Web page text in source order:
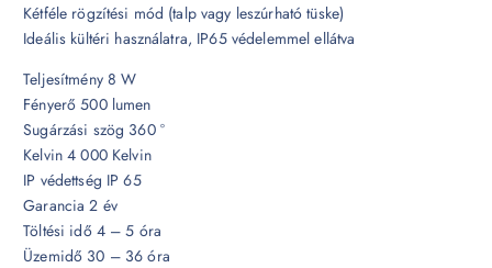
Kétféle rögzítési mód (talp vagy leszúrható tüske)
Ideális kültéri használatra, IP65 védelemmel ellátva
Teljesítmény 8 W
Fényerő 500 lumen
Sugárzási szög 360 °
Kelvin 4 000 Kelvin
IP védettség IP 65
Garancia 2 év
Töltési idő 4 – 5 óra
Üzemidő 30 – 36 óra